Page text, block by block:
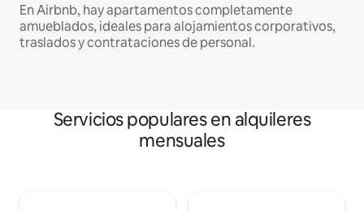
En Airbnb, hay apartamentos completamente
amueblados, ideales para alojamientos corporativos,
traslados y contrataciones de personal.
Servicios populares en alquileres
mensuales